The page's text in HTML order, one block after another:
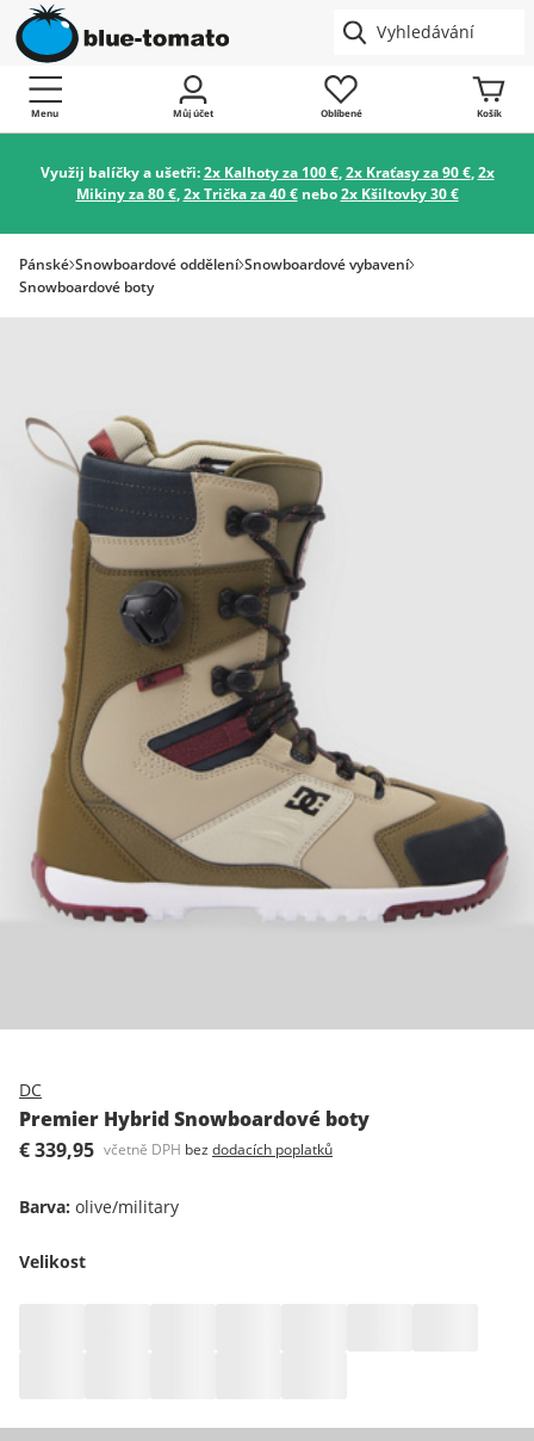
Menu Můj účet Oblíbené Košík
Využij balíčky a ušetři:2x Kalhoty za 100 €,2x Kraťasy za 90 €,2x
Mikiny za 80 €,2x Trička za 40 €nebo2x Kšiltovky 30 €
Pánské Snowboardové oddělení Snowboardové vybavení
Snowboardové boty
DC
Premier Hybrid Snowboardové boty
€ 339,95 včetně DPH bez dodacích poplatků
Barva: olive/military
Velikost